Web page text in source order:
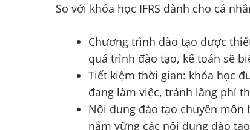
So với khóa học IFRS dành cho cá
Chương trình đào tạo được
quá trình đào tạo, kế toán sẽ
Tiết kiệm thời gian: khóa học
đang làm việc, tránh lãng phí
Nội dung đào tạo chuyên
nắm vững các nội dung đào